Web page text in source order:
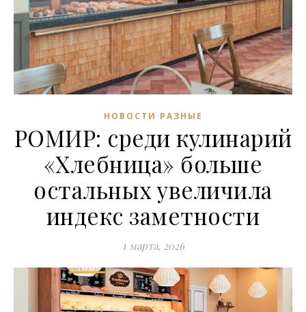
НОВОСТИ РАЗНЫЕ
РОМИР: среди кулинарий
«Хлебница» больше
остальных увеличила
индекс заметности
1 марта, 2026